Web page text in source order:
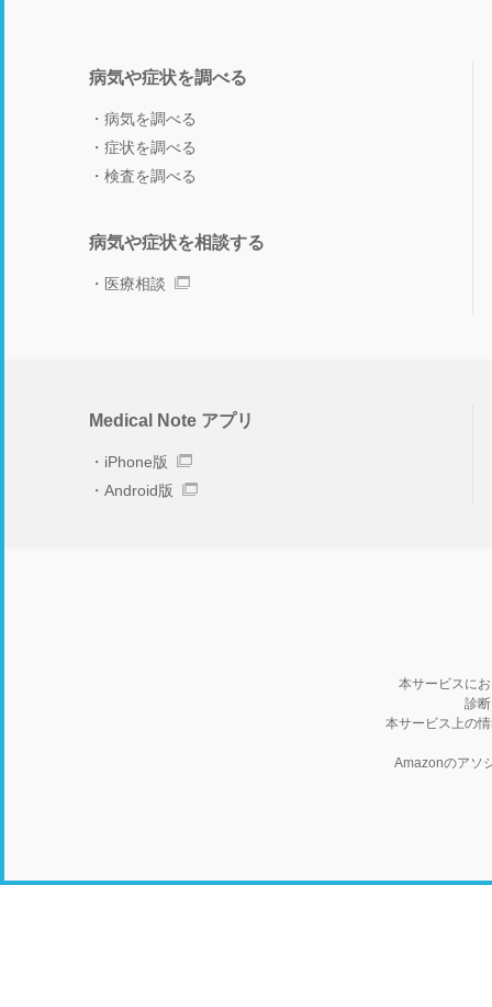
病気や症状を調べる
病気を調べる
症状を調べる
検査を調べる
病気や症状を相談する
医療相談
Medical Note アプリ
iPhone版
Android版
本サービスに
診
本サービス上の
Amazonのアソ